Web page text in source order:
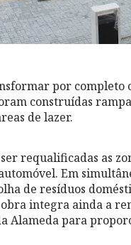
por completo
construídas
de lazer.
requalificadas as
Em
de resíduos
integra ainda a
Alameda para